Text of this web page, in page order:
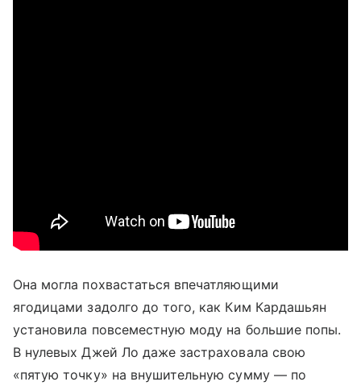
Она могла похвастаться впечатляющими
ягодицами задолго до того, как Ким Кардашьян
установила повсеместную моду на большие попы.
В нулевых Джей Ло даже застраховала свою
«пятую точку» на внушительную сумму — по